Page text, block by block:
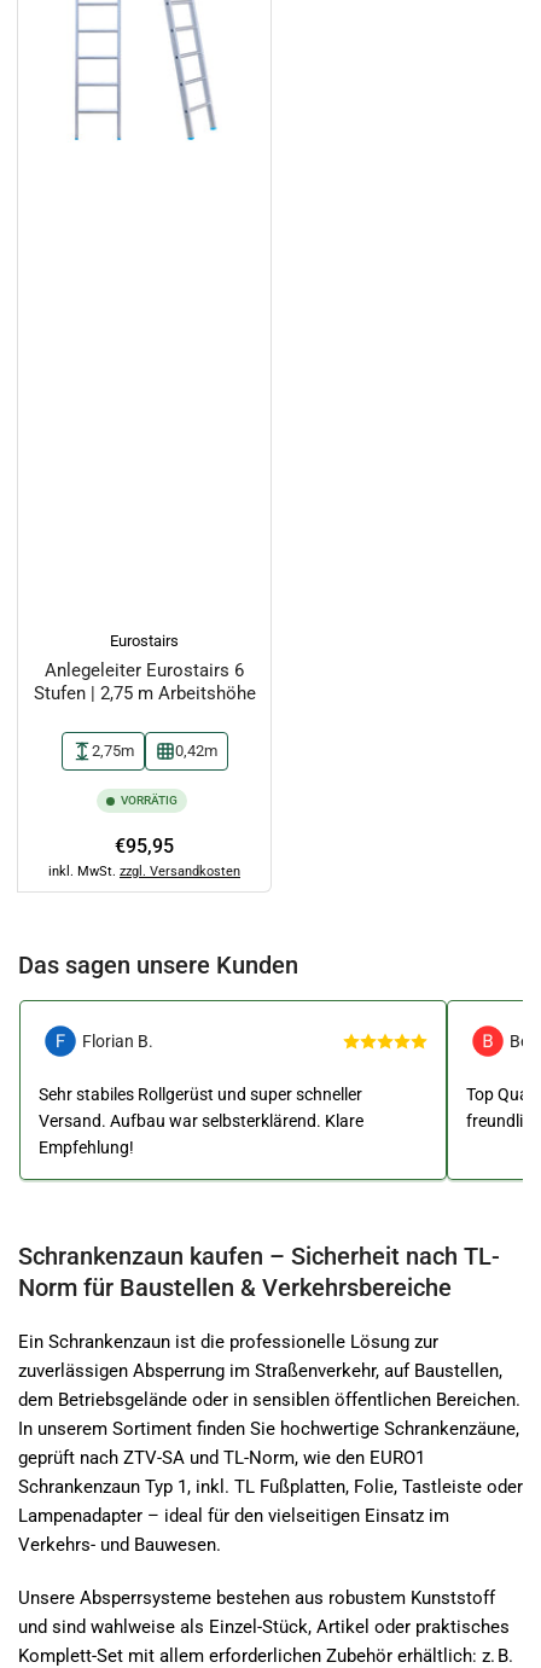
Eurostairs
Anlegeleiter Eurostairs 6
Stufen | 2,75 m Arbeitshöhe
2,75m 0,42m
VORRÄTIG
Normaler
Preis
€95,95
inkl. MwSt. zzgl. Versandkosten
Das sagen unsere Kunden
Florian B.
Sehr stabiles Rollgerüst und super schneller
Versand. Aufbau war selbsterklärend. Klare
Empfehlung!
Top
Schrankenzaun kaufen – Sicherheit nach TL-
Norm für Baustellen & Verkehrsbereiche
Ein Schrankenzaun ist die professionelle Lösung zur
zuverlässigen Absperrung im Straßenverkehr, auf Baustellen,
dem Betriebsgelände oder in sensiblen öffentlichen Bereichen.
In unserem Sortiment finden Sie hochwertige Schrankenzäune,
geprüft nach ZTV-SA und TL-Norm, wie den EURO1
Schrankenzaun Typ 1, inkl. TL Fußplatten, Folie, Tastleiste oder
Lampenadapter – ideal für den vielseitigen Einsatz im
Verkehrs- und Bauwesen.
Unsere Absperrsysteme bestehen aus robustem Kunststoff
und sind wahlweise als Einzel-Stück, Artikel oder praktisches
Komplett-Set mit allem erforderlichen Zubehör erhältlich: z. B.